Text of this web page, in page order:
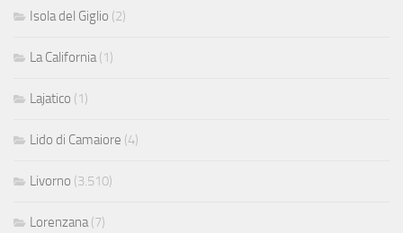
Isola del Giglio (2)
La California (1)
Lajatico (1)
Lido di Camaiore (4)
Livorno (3.510)
Lorenzana (7)